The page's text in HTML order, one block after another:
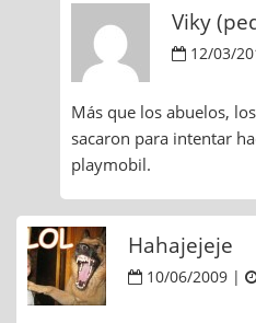
Viky
12/03/
Más que los abuelos,
sacaron para intentar
playmobil.
Hahajejeje
10/06/2009 |